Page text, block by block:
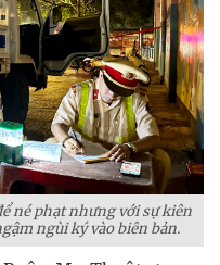
né phạt nhưng với sự kiên
ngùi ký vào biên bản.